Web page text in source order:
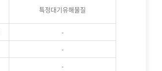
특정대기유해물질
-
-
-